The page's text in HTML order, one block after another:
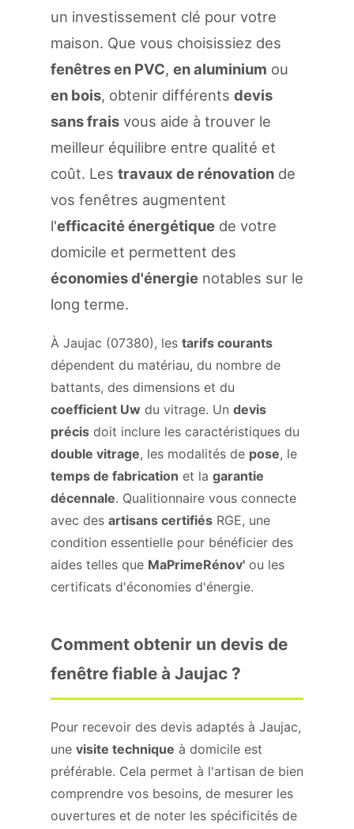
un investissement clé pour votre
maison. Que vous choisissiez des
fenêtres en PVC, en aluminium ou
en bois, obtenir différents devis
sans frais vous aide à trouver le
meilleur équilibre entre qualité et
coût. Les travaux de rénovation de
vos fenêtres augmentent
l'efficacité énergétique de votre
domicile et permettent des
économies d'énergie notables sur le
long terme.
À Jaujac (07380), les tarifs courants
dépendent du matériau, du nombre de
battants, des dimensions et du
coefficient Uw du vitrage. Un devis
précis doit inclure les caractéristiques du
double vitrage, les modalités de pose, le
temps de fabrication et la garantie
décennale. Qualitionnaire vous connecte
avec des artisans certifiés RGE, une
condition essentielle pour bénéficier des
aides telles que MaPrimeRénov' ou les
certificats d'économies d'énergie.
Comment obtenir un devis de
fenêtre fiable à Jaujac ?
Pour recevoir des devis adaptés à Jaujac,
une visite technique à domicile est
préférable. Cela permet à l'artisan de bien
comprendre vos besoins, de mesurer les
ouvertures et de noter les spécificités de